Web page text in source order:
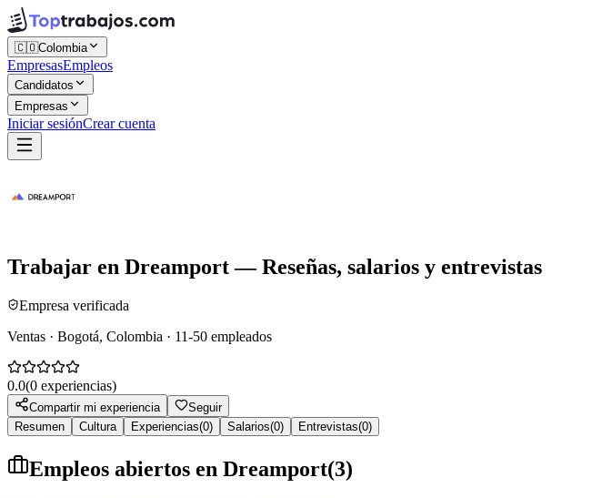
🇨🇴Colombia
EmpresasEmpleos
Candidatos
Empresas
Iniciar sesiónCrear cuenta
Trabajar en Dreamport— Reseñas, salarios y entrevistas
Empresa verificada
Ventas · Bogotá, Colombia · 11-50 empleados
0.0(0 experiencias)
Compartir mi experiencia
Seguir
Resumen
Cultura Experiencias(0) Salarios(0) Entrevistas(0)
Empleos abiertos en Dreamport(3)